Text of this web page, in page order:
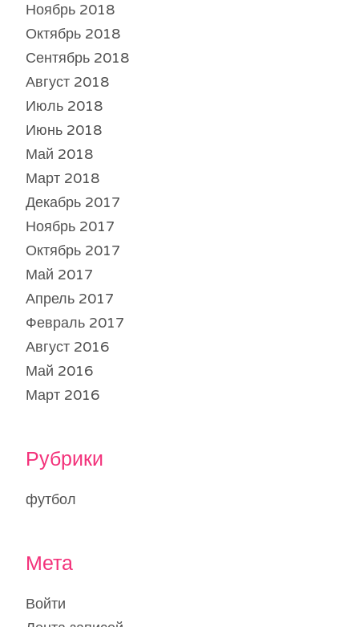
Ноябрь 2018
Октябрь 2018
Сентябрь 2018
Август 2018
Июль 2018
Июнь 2018
Май 2018
Март 2018
Декабрь 2017
Ноябрь 2017
Октябрь 2017
Май 2017
Апрель 2017
Февраль 2017
Август 2016
Май 2016
Март 2016
Рубрики
футбол
Мета
Войти